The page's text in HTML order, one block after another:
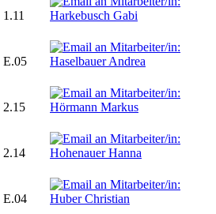
1.11
E.05
2.15
2.14
E.04